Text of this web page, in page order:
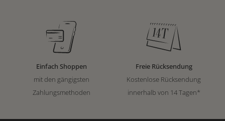
Einfach Shoppen
mit den gängigsten
Zahlungsmethoden
Freie Rücksendung
Kostenlose Rücksendung
innerhalb von 14 Tagen*